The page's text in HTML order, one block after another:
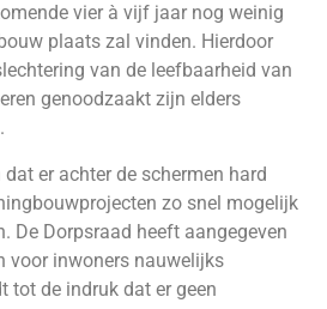
vier à vijf jaar nog weinig
plaats zal vinden. Hierdoor
van de leefbaarheid van
genoodzaakt zijn elders
er achter de schermen hard
zo snel mogelijk
De Dorpsraad heeft aangegeven
voor inwoners nauwelijks
tot de indruk dat er geen